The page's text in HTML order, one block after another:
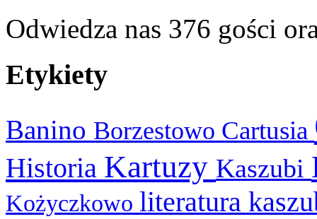
Odwiedza nas 376 gości
Etykiety
Banino Borzestowo Cartusia
Historia Kartuzy Kaszubi
Kożyczkowo literatura